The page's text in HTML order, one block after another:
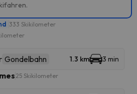
333 Skikilometer
Gondelbahn 1.3 km 3 min
25 Skikilometer